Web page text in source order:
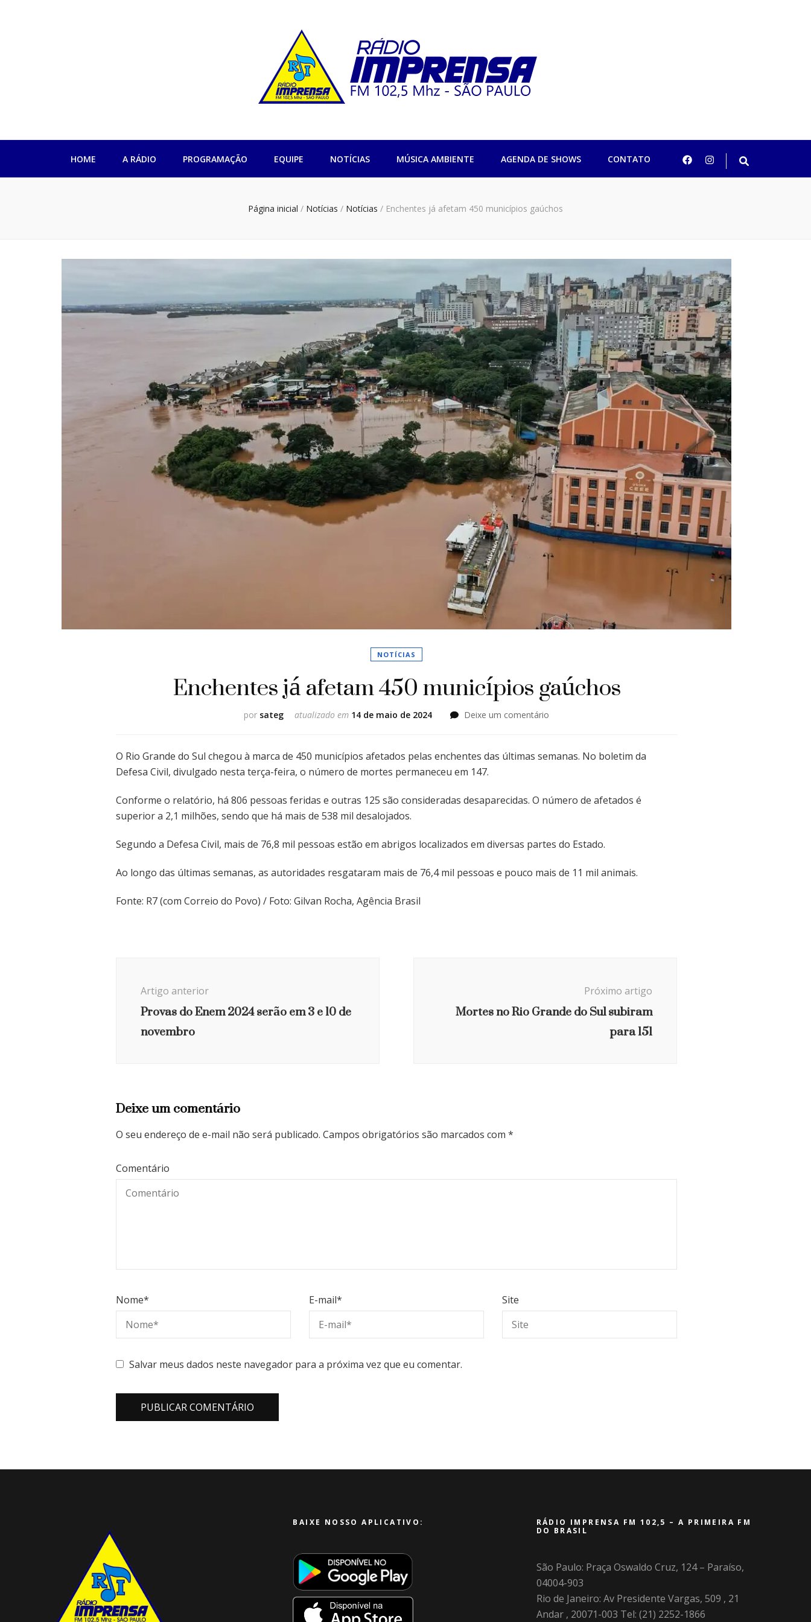
Rádio Imprensa 102,5 São Paulo
HOME A RÁDIO PROGRAMAÇÃO EQUIPE NOTÍCIAS MÚSICA AMBIENTE AGENDA DE SHOWS CONTATO
Página inicial / Notícias / Notícias / Enchentes já afetam 450 municípios gaúchos
NOTÍCIAS
Enchentes já afetam 450 municípios gaúchos
por sateg atualizado em 14 de maio de 2024 Deixe um comentário
afetam
O Rio Grande do Sul chegou à marca de 450 municípios afetados pelas enchentes das últimas semanas. No boletim da
Defesa Civil, divulgado nesta terça-feira, o número de mortes permaneceu em 147.
Conforme o relatório, há 806 pessoas feridas e outras 125 são consideradas desaparecidas. O número de afetados é
superior a 2,1 milhões, sendo que há mais de 538 mil desalojados.
Segundo a Defesa Civil, mais de 76,8 mil pessoas estão em abrigos localizados em diversas partes do Estado.
Ao longo das últimas semanas, as autoridades resgataram mais de 76,4 mil pessoas e pouco mais de 11 mil animais.
Fonte: R7 (com Correio do Povo) / Foto: Gilvan Rocha, Agência Brasil
postArtigo anterior
Provas do Enem 2024 serão em 3 e 10 de
novembro
Próximo artigo
Mortes no Rio Grande do Sul subiram
para 151
Deixe um comentário
O seu endereço de e-mail não será publicado. Campos obrigatórios são marcados com *
Comentário
Nome* E-mail* Site
Salvar meus dados neste navegador para a próxima vez que eu comentar.
BAIXE NOSSO APLICATIVO:
RÁDIO IMPRENSA FM 102,5 – A PRIMEIRA FM
DO BRASIL
São Paulo: Praça Oswaldo Cruz, 124 – Paraíso,
04004-903
Rio de Janeiro: Av Presidente Vargas, 509 , 21
Andar , 20071-003 Tel: (21) 2252-1866